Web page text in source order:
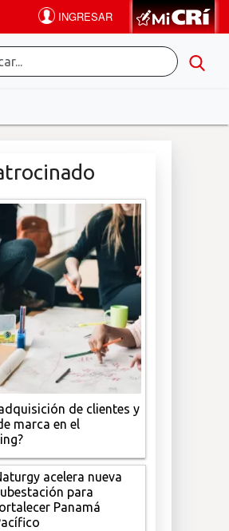
de clientes y
marca en el
acelera nueva
para
Panamá